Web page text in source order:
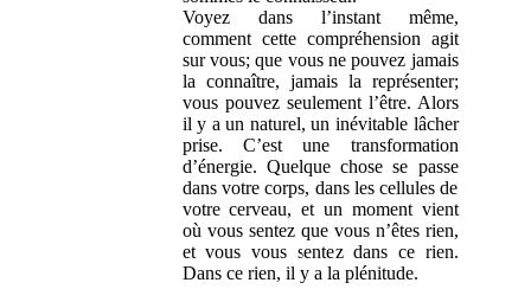
Voyez dans l’instant même,
comment cette compréhension agit
sur vous; que vous ne pouvez jamais
la connaître, jamais la représenter;
vous pouvez seulement l’être. Alors
il y a un naturel, un inévitable lâcher
prise. C’est une transformation
d’énergie. Quelque chose se passe
dans votre corps, dans les cellules de
votre cerveau, et un moment vient
où vous sentez que vous n’êtes rien,
et vous vous sentez dans ce rien.
Dans ce rien, il y a la plénitude.